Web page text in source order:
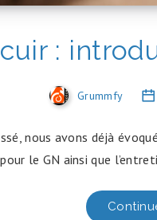
:
Grummfy
nous avons déjà
le GN ainsi que